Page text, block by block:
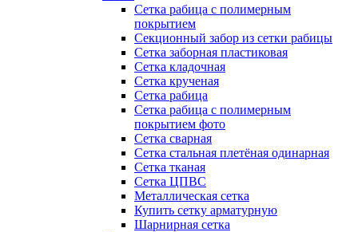
Сетка рабица с полимерным
покрытием
Секционный забор из сетки рабицы
Сетка заборная пластиковая
Сетка кладочная
Сетка крученая
Сетка рабица
Сетка рабица с полимерным
покрытием фото
Сетка сварная
Сетка стальная плетёная одинарная
Сетка тканая
Сетка ЦПВС
Металлическая сетка
Купить сетку арматурную
Шарнирная сетка